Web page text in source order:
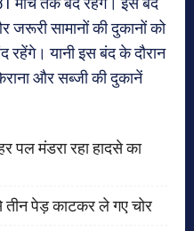
सामानों की दुकानों को
रहेंगे। यानी इस बंद के दौरान
और सब्जी की दुकानें
पल मंडरा रहा हादसे का
तीन पेड़ काटकर ले गए चोर